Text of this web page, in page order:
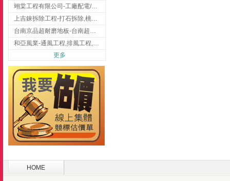
翊棠工程有限公司-工廠配電/高雄消防機電公司
上吉錸拆除工程-打石拆除,桃園打石拆除,桃園拆除工程
台南京品超耐磨地板-台南超耐磨地板
和亞風業-通風工程,排風工程,彰化通風工程,彰化排風工程
更多
HOME